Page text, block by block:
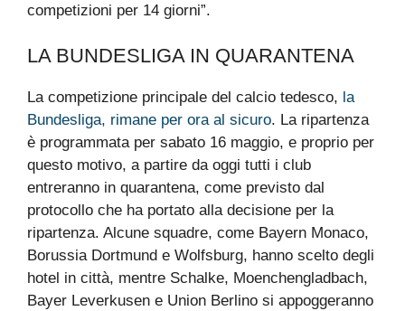
competizioni per 14 giorni”.
LA BUNDESLIGA IN QUARANTENA
La competizione principale del calcio tedesco, la
Bundesliga, rimane per ora al sicuro. La ripartenza
è programmata per sabato 16 maggio, e proprio per
questo motivo, a partire da oggi tutti i club
entreranno in quarantena, come previsto dal
protocollo che ha portato alla decisione per la
ripartenza. Alcune squadre, come Bayern Monaco,
Borussia Dortmund e Wolfsburg, hanno scelto degli
hotel in città, mentre Schalke, Moenchengladbach,
Bayer Leverkusen e Union Berlino si appoggeranno